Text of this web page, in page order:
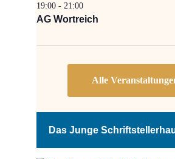
19:00 - 21:00
AG Wortreich
Das Junge